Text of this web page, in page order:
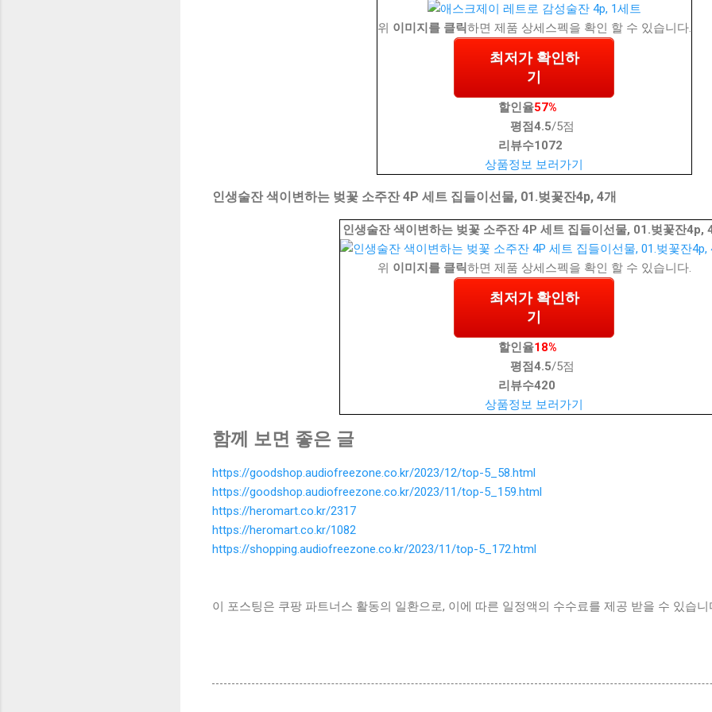
위 이미지를 클릭하면 제품 상세스펙을 확인 할 수 있습니다.
최저가 확인하
기
할인율57%
평점4.5/5점
리뷰수1072
상품정보 보러가기
인생술잔 색이변하는 벚꽃 소주잔 4P 세트 집들이선물, 01.벚꽃잔4p, 4개
인생술잔 색이변하는 벚꽃 소주잔 4P 세트 집들이선물, 01.벚꽃잔4p,
위 이미지를 클릭하면 제품 상세스펙을 확인 할 수 있습니다.
최저가 확인하
기
할인율18%
평점4.5/5점
리뷰수420
상품정보 보러가기
함께 보면 좋은 글
https://goodshop.audiofreezone.co.kr/2023/12/top-5_58.html
https://goodshop.audiofreezone.co.kr/2023/11/top-5_159.html
https://heromart.co.kr/2317
https://heromart.co.kr/1082
https://shopping.audiofreezone.co.kr/2023/11/top-5_172.html
이 포스팅은 쿠팡 파트너스 활동의 일환으로, 이에 따른 일정액의 수수료를 제공 받을 수 있습니